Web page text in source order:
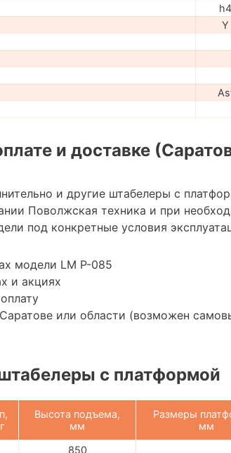
h4
Y
и доставке
и другие штабелеры с
Поволжская техника и при
под конкретные условия
модели LM P-085
и акциях
или области (возможен
с платформой
Высота подъема,
мм
Размеры
мм
850